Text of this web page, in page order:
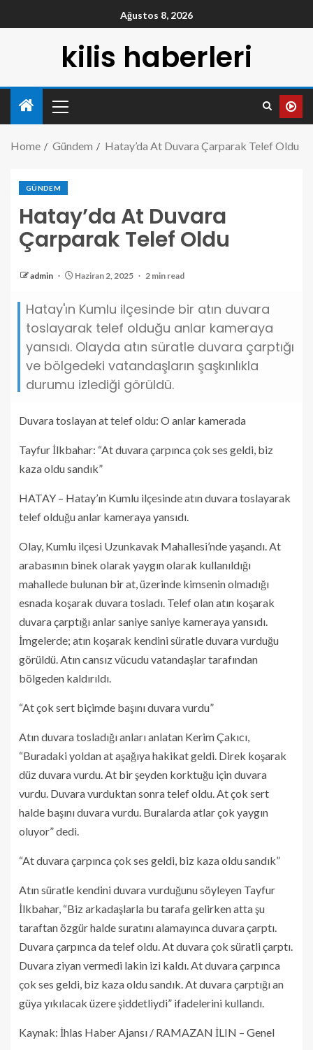
Ağustos 8, 2026
kilis haberleri
Home Gündem Hatay’da At Duvara Çarparak Telef Oldu
GÜNDEM
Hatay’da At Duvara
Çarparak Telef Oldu
admin Haziran 2, 2025 2 min read
Hatay'ın Kumlu ilçesinde bir atın duvara
toslayarak telef olduğu anlar kameraya
yansıdı. Olayda atın süratle duvara çarptığı
ve bölgedeki vatandaşların şaşkınlıkla
durumu izlediği görüldü.
Duvara toslayan at telef oldu: O anlar kamerada
Tayfur İlkbahar: “At duvara çarpınca çok ses geldi, biz
kaza oldu sandık”
HATAY – Hatay’ın Kumlu ilçesinde atın duvara toslayarak
telef olduğu anlar kameraya yansıdı.
Olay, Kumlu ilçesi Uzunkavak Mahallesi’nde yaşandı. At
arabasının binek olarak yaygın olarak kullanıldığı
mahallede bulunan bir at, üzerinde kimsenin olmadığı
esnada koşarak duvara tosladı. Telef olan atın koşarak
duvara çarptığı anlar saniye saniye kameraya yansıdı.
İmgelerde; atın koşarak kendini süratle duvara vurduğu
görüldü. Atın cansız vücudu vatandaşlar tarafından
bölgeden kaldırıldı.
“At çok sert biçimde başını duvara vurdu”
Atın duvara tosladığı anları anlatan Kerim Çakıcı,
“Buradaki yoldan at aşağıya hakikat geldi. Direk koşarak
düz duvara vurdu. At bir şeyden korktuğu için duvara
vurdu. Duvara vurduktan sonra telef oldu. At çok sert
halde başını duvara vurdu. Buralarda atlar çok yaygın
oluyor” dedi.
“At duvara çarpınca çok ses geldi, biz kaza oldu sandık”
Atın süratle kendini duvara vurduğunu söyleyen Tayfur
İlkbahar, “Biz arkadaşlarla bu tarafa gelirken atta şu
taraftan özgür halde suratını alamayınca duvara çarptı.
Duvara çarpınca da telef oldu. At duvara çok süratli çarptı.
Duvara ziyan vermedi lakin izi kaldı. At duvara çarpınca
çok ses geldi, biz kaza oldu sandık. At duvara çarptığı an
güya yıkılacak üzere şiddetliydi” ifadelerini kullandı.
Kaynak: İhlas Haber Ajansı / RAMAZAN İLIN – Genel